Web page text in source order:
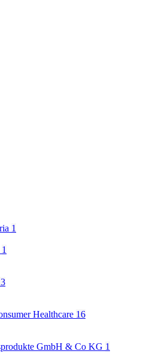
1
1
Healthcare 16
GmbH & Co KG 1